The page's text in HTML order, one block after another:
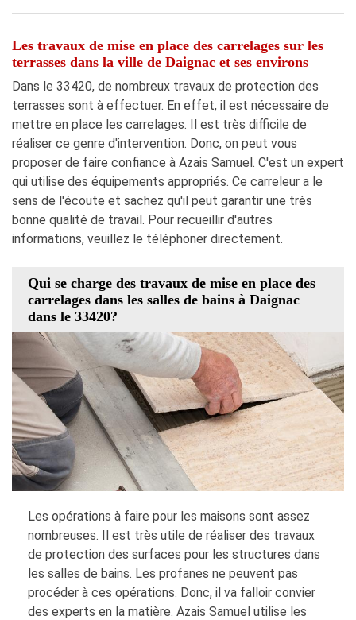
Les travaux de mise en place des carrelages sur les
terrasses dans la ville de Daignac et ses environs
Dans le 33420, de nombreux travaux de protection des
terrasses sont à effectuer. En effet, il est nécessaire de
mettre en place les carrelages. Il est très difficile de
réaliser ce genre d'intervention. Donc, on peut vous
proposer de faire confiance à Azais Samuel. C'est un expert
qui utilise des équipements appropriés. Ce carreleur a le
sens de l'écoute et sachez qu'il peut garantir une très
bonne qualité de travail. Pour recueillir d'autres
informations, veuillez le téléphoner directement.
Qui se charge des travaux de mise en place des
carrelages dans les salles de bains à Daignac
dans le 33420?
Les opérations à faire pour les maisons sont assez
nombreuses. Il est très utile de réaliser des travaux
de protection des surfaces pour les structures dans
les salles de bains. Les profanes ne peuvent pas
procéder à ces opérations. Donc, il va falloir convier
des experts en la matière. Azais Samuel utilise les